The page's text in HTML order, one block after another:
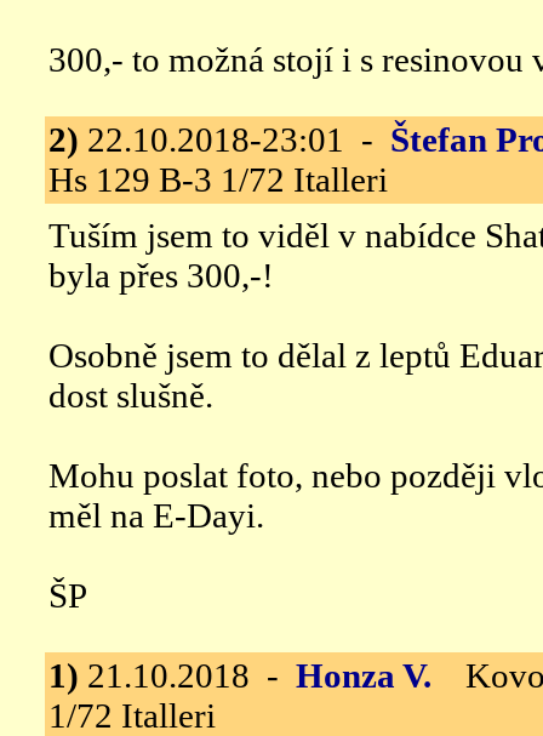
300,- to možná stojí i s resinovou
2) 22.10.2018-23:01 - Štefan
Hs 129 B-3 1/72 Italleri
Tuším jsem to viděl v nabídce
byla přes 300,-!
Osobně jsem to dělal z leptů
dost slušně.
Mohu poslat foto, nebo později
měl na E-Dayi.
ŠP
1) 21.10.2018 - Honza V.
1/72 Italleri